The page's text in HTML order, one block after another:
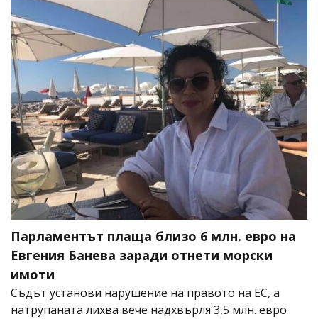
Парламентът плаща близо 6 млн. евро на
Евгения Банева заради отнети морски
имоти
Съдът установи нарушение на правото на ЕС, а
натрупаната лихва вече надхвърля 3,5 млн. евро